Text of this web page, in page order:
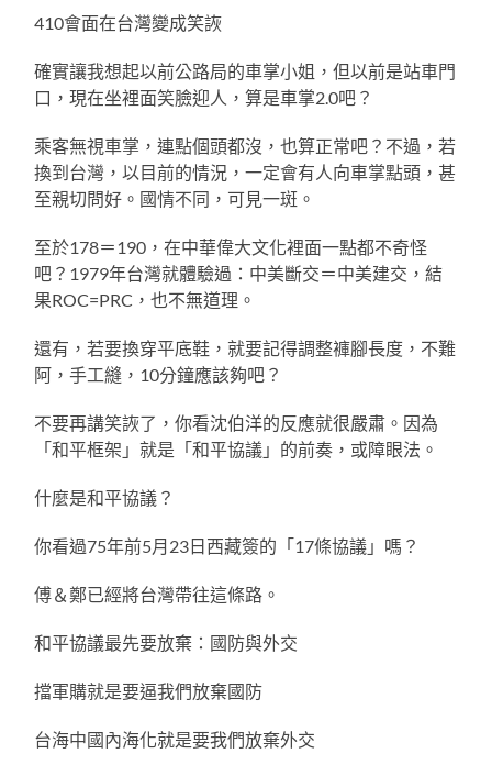
410會面在台灣變成笑詼
確實讓我想起以前公路局的車掌小姐，但以前是站車門
口，現在坐裡面笑臉迎人，算是車掌2.0吧？
乘客無視車掌，連點個頭都沒，也算正常吧？不過，若
換到台灣，以目前的情況，一定會有人向車掌點頭，甚
至親切問好。國情不同，可見一斑。
至於178＝190，在中華偉大文化裡面一點都不奇怪
吧？1979年台灣就體驗過：中美斷交＝中美建交，結
果ROC=PRC，也不無道理。
還有，若要換穿平底鞋，就要記得調整褲腳長度，不難
阿，手工縫，10分鐘應該夠吧？
不要再講笑詼了，你看沈伯洋的反應就很嚴肅。因為
「和平框架」就是「和平協議」的前奏，或障眼法。
什麼是和平協議？
你看過75年前5月23日西藏簽的「17條協議」嗎？
傅＆鄭已經將台灣帶往這條路。
和平協議最先要放棄：國防與外交
擋軍購就是要逼我們放棄國防
台海中國內海化就是要我們放棄外交